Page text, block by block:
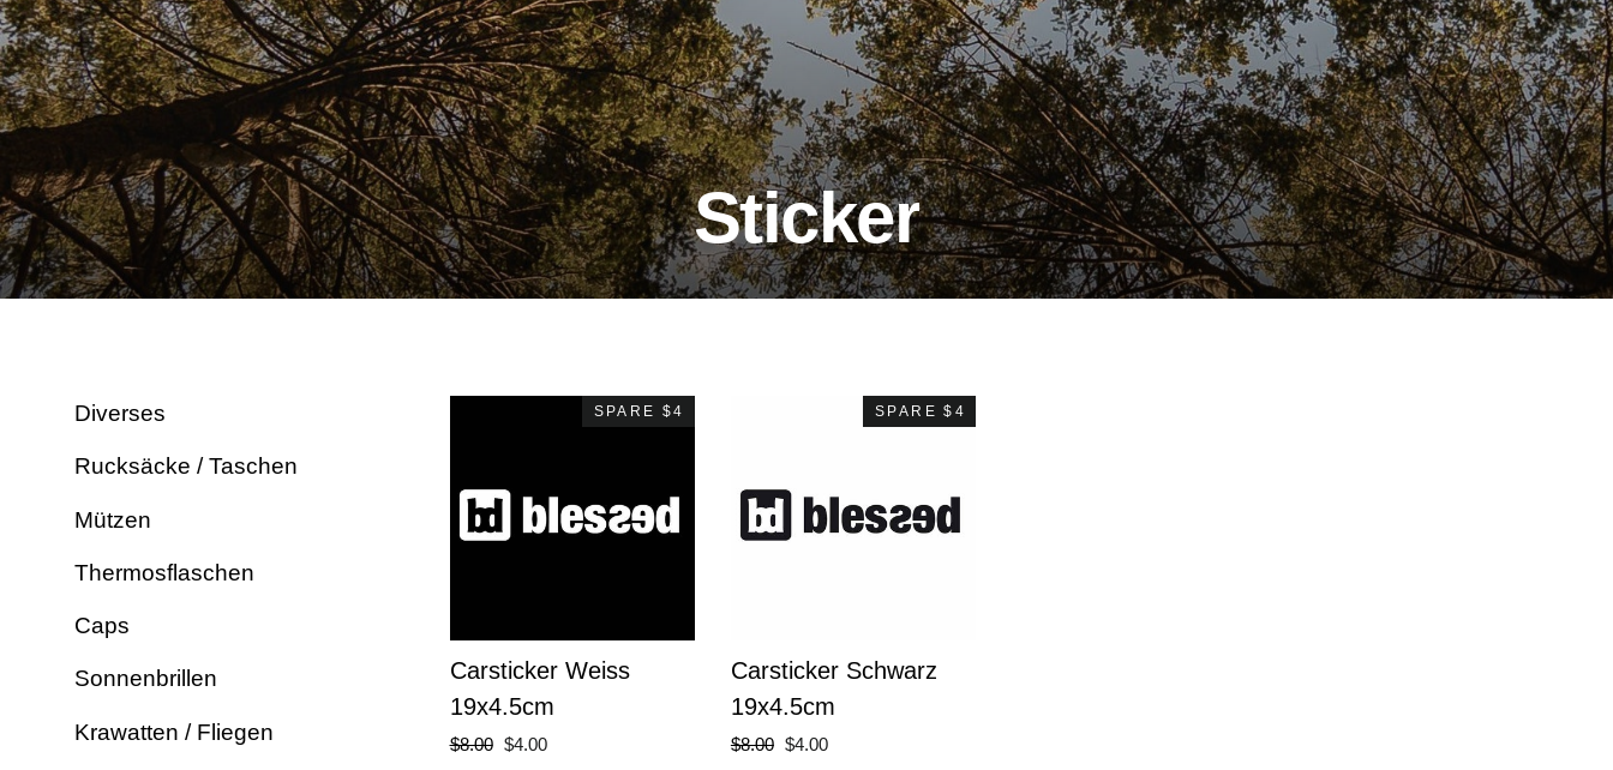
Sticker
Diverses
Rucksäcke / Taschen
Mützen
Thermosflaschen
Caps
Sonnenbrillen
Krawatten / Fliegen
SPARE $4
Carsticker Weiss
19x4.5cm
Normaler
$8.00 Sonderpreis
$4.00
SPARE $4
Carsticker Schwarz
19x4.5cm
Normaler
$8.00 Sonderpreis
$4.00